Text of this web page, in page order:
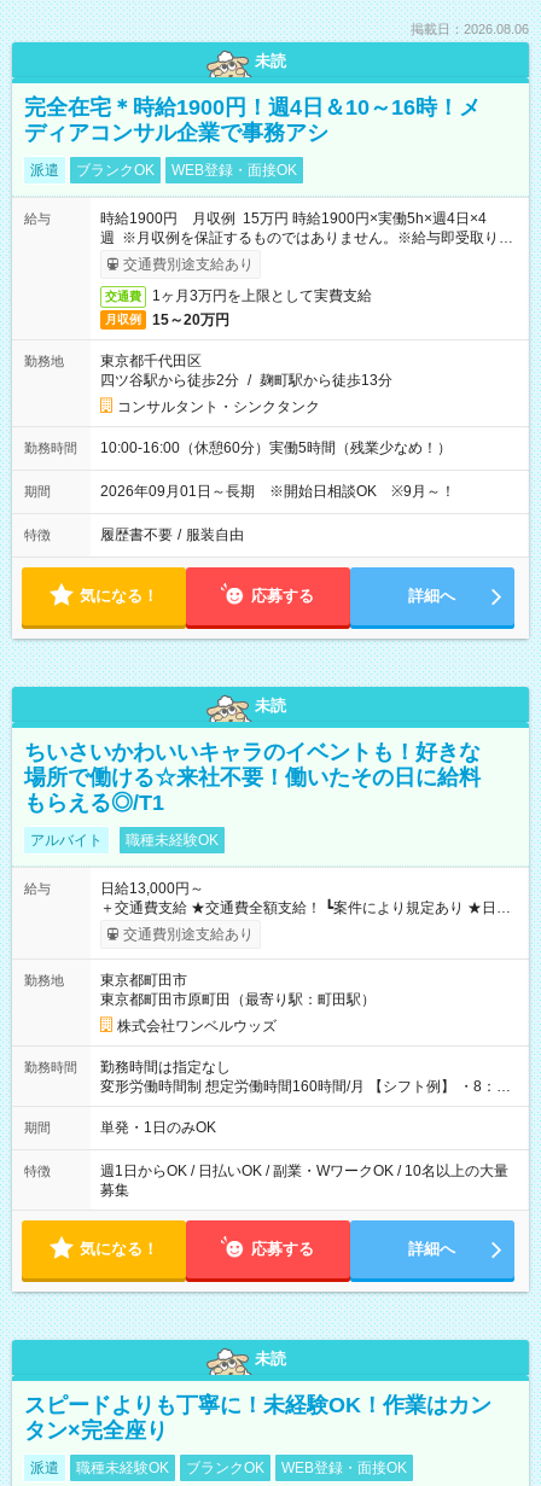
掲載日：2026.08.06
未読
完全在宅＊時給1900円！週4日＆10～16時！メ
ディアコンサル企業で事務アシ
派遣 ブランクOK WEB登録・面接OK
給与
時給1900円 月収例 15万円 時給1900円×実働5h×週4日×4
週 ※月収例を保証するものではありません。※給与即受取りサ
ービス利用可（利用条件有）
交通費別途支給あり
交通費 1ヶ月3万円を上限として実費支給
月収例 15～20万円
勤務地
東京都千代田区
四ツ谷駅から徒歩2分 / 麹町駅から徒歩13分
コンサルタント・シンクタンク
勤務時間 10:00-16:00（休憩60分）実働5時間（残業少なめ！）
期間 2026年09月01日～長期 ※開始日相談OK ※9月～！
特徴 履歴書不要 / 服装自由
気になる！ 応募する 詳細へ
未読
ちいさいかわいいキャラのイベントも！好きな
場所で働ける☆来社不要！働いたその日に給料
もらえる◎/T1
アルバイト 職種未経験OK
給与
日給13,000円～
＋交通費支給 ★交通費全額支給！ ┗案件により規定あり ★日払
いOK！（規定あり） ┗働いたその日に現金GET♪ お仕事後はコ
ンビニATMから 日払い分を引き落とせます！ 【試用期間】試
交通費別途支給あり
勤務地
東京都町田市
東京都町田市原町田（最寄り駅：町田駅）
株式会社ワンベルウッズ
勤務時間
勤務時間は指定なし
変形労働時間制 想定労働時間160時間/月 【シフト例】 ・8：00
～21：00
期間 単発・1日のみOK
特徴
週1日からOK / 日払いOK / 副業・WワークOK / 10名以上の大量
募集
気になる！ 応募する 詳細へ
未読
スピードよりも丁寧に！未経験OK！作業はカン
タン×完全座り
派遣 職種未経験OK ブランクOK WEB登録・面接OK